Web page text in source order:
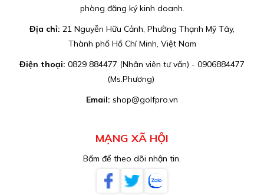
phòng đăng ký kinh doanh.
Địa chỉ: 21 Nguyễn Hữu Cảnh, Phường Thạnh Mỹ Tây,
Thành phố Hồ Chí Minh, Việt Nam
Điện thoại: 0829 884477 (Nhân viên tư vấn) - 0906884477
(Ms.Phương)
Email: shop@golfpro.vn
MẠNG XÃ HỘI
Bấm để theo dõi nhận tin.